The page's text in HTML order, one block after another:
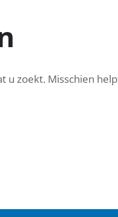
u zoekt. Misschien